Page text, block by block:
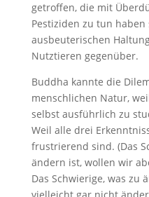
getroffen, die mit
Pestiziden zu tun
ausbeuterischen
Nutztieren gegenüber.
Buddha kannte die
menschlichen Natur,
selbst ausführlich zu
Weil alle drei
frustrierend sind. (Das
ändern ist, wollen wir
Das Schwierige, was zu